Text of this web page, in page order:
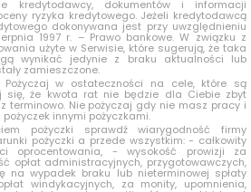
kredytodawcy, dokumentów i informacji
ryzyka kredytowego. Jeżeli kredytodawcą
dokonywana jest przy uwzględnieniu
1997 r. – Prawo bankowe. W związku z
użyte w Serwisie, które sugerują, że taka
wynikać jedynie z braku aktualności lub
zamieszczone.
Pożyczaj w ostateczności na cele, które są
się, że kwota rat nie będzie dla Ciebie zbyt
terminowo. Nie pożyczaj gdy nie masz pracy i
innymi pożyczkami.
pożyczki sprawdź wiarygodność firmy
pożyczki a przede wszystkim: - całkowity
oprocentowania, - wysokość prowizji za
opłat administracyjnych, przygotowawczych,
na wypadek braku lub nieterminowej spłaty
windykacyjnych, za monity, upomnienia,